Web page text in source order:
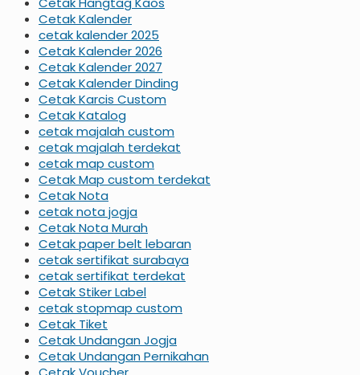
Cetak Kalender
cetak kalender 2025
Cetak Kalender 2026
Cetak Kalender 2027
Cetak Kalender Dinding
Cetak Karcis Custom
Cetak Katalog
cetak majalah custom
cetak majalah terdekat
cetak map custom
Cetak Map custom terdekat
Cetak Nota
cetak nota jogja
Cetak Nota Murah
Cetak paper belt lebaran
cetak sertifikat surabaya
cetak sertifikat terdekat
Cetak Stiker Label
cetak stopmap custom
Cetak Tiket
Cetak Undangan Jogja
Cetak Undangan Pernikahan